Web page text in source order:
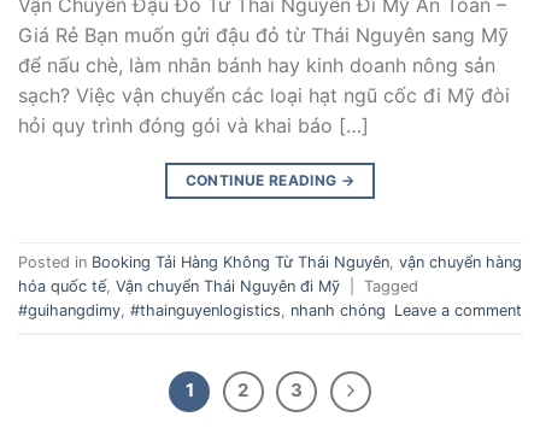
Vận Chuyển Đậu Đỏ Từ Thái Nguyên Đi Mỹ An Toàn –
Giá Rẻ Bạn muốn gửi đậu đỏ từ Thái Nguyên sang Mỹ
để nấu chè, làm nhân bánh hay kinh doanh nông sản
sạch? Việc vận chuyển các loại hạt ngũ cốc đi Mỹ đòi
hỏi quy trình đóng gói và khai báo […]
CONTINUE READING →
Posted in Booking Tải Hàng Không Từ Thái Nguyên, vận chuyển hàng
hóa quốc tế, Vận chuyển Thái Nguyên đi Mỹ
Tagged
#guihangdimy, #thainguyenlogistics, nhanh chóng Leave a comment
1 2 3